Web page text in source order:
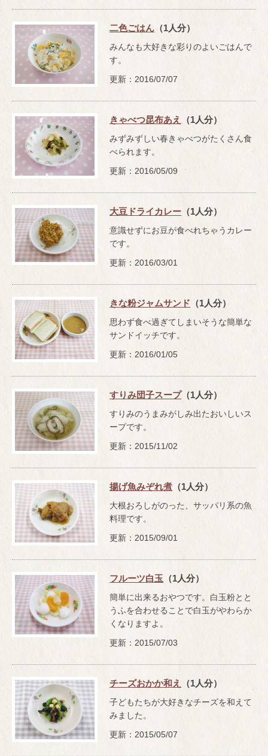
二色ごはん （1人分）
みんなも大好きな彩りのよいごはんで
す。
更新：2016/07/07
きゃべつ昆布あえ （1人分）
みずみずしい春きゃべつがたくさん食
べられます。
更新：2016/05/09
大豆ドライカレー （1人分）
意識せずにお豆が食べれちゃうカレー
です。
更新：2016/03/01
きな粉ジャムサンド （1人分）
思わず食べ過ぎてしまいそうな簡単な
サンドイッチです。
更新：2016/01/05
すりみ団子スープ（1人分）
すりみのうまみがしみ出たおいしいス
ープです。
更新：2015/11/02
揚げ魚みぞれ煮 （1人分）
大根おろしがのった、サッパリ系の魚
料理です。
更新：2015/09/01
フルーツ白玉 （1人分）
簡単に出来るおやつです。白玉粉とと
うふを合わせることで白玉がやわらか
くなりますよ。
更新：2015/07/03
チーズおかか和え （1人分）
子どもたちが大好きなチーズを和えて
みました。
更新：2015/05/07